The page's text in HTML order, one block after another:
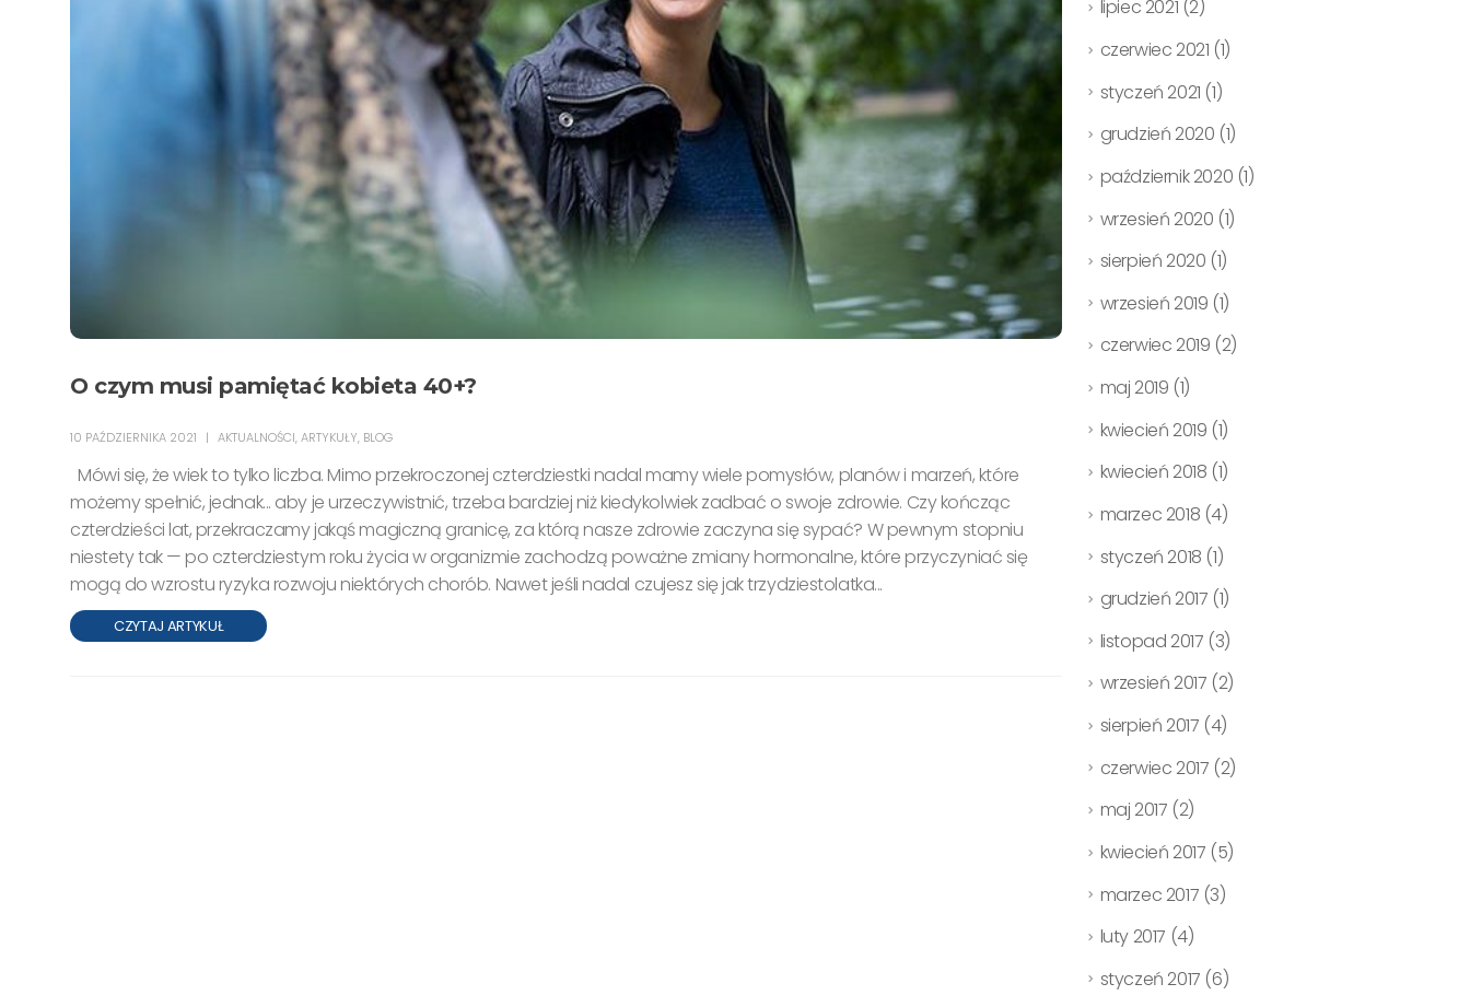
O czym musi pamiętać kobieta 40+?
10 PAŹDZIERNIKA 2021 AKTUALNOŚCI,ARTYKUŁY, BLOG
Mówi się, że wiek to tylko liczba. Mimo przekroczonej czterdziestki nadal mamy wiele pomysłów, planów i marzeń, które
możemy spełnić, jednak... aby je urzeczywistnić, trzeba bardziej niż kiedykolwiek zadbać o swoje zdrowie. Czy kończąc
czterdzieści lat, przekraczamy jakąś magiczną granicę, za którą nasze zdrowie zaczyna się sypać? W pewnym stopniu
niestety tak — po czterdziestym roku życia w organizmie zachodzą poważne zmiany hormonalne, które przyczyniać się
mogą do wzrostu ryzyka rozwoju niektórych chorób. Nawet jeśli nadal czujesz się jak trzydziestolatka...
CZYTAJ ARTYKUŁ
lipiec 2021 (2)
czerwiec 2021 (1)
styczeń 2021 (1)
grudzień 2020 (1)
październik 2020 (1)
wrzesień 2020 (1)
sierpień 2020 (1)
wrzesień 2019 (1)
czerwiec 2019 (2)
maj 2019 (1)
kwiecień 2019 (1)
kwiecień 2018 (1)
marzec 2018 (4)
styczeń 2018 (1)
grudzień 2017 (1)
listopad 2017 (3)
wrzesień 2017 (2)
sierpień 2017 (4)
czerwiec 2017 (2)
maj 2017 (2)
kwiecień 2017 (5)
marzec 2017 (3)
luty 2017 (4)
styczeń 2017 (6)